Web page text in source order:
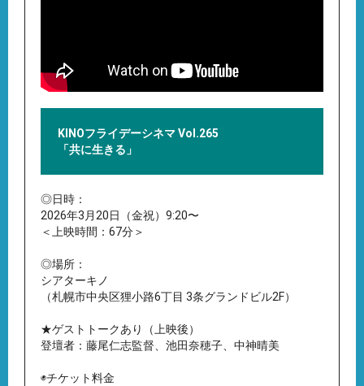
KINOフライデーシネマ Vol.265
「共に生きる」
◎日時：
2026年3月20日（金祝）9:20〜
＜上映時間：67分＞
◎場所：
シアターキノ
（札幌市中央区狸小路6丁目 3条グランドビル2F）
★ゲストトークあり（上映後）
登壇者：藤尾仁志監督、池田奈穂子、中神晴美
◉チケット料金